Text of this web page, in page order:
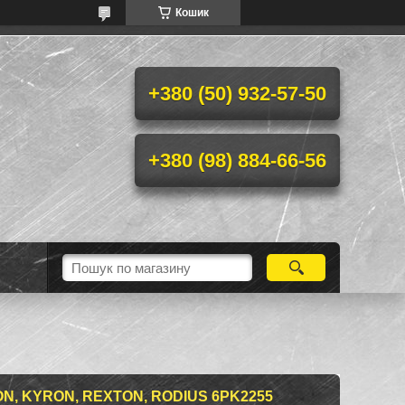
Кошик
+380 (50) 932-57-50
+380 (98) 884-66-56
KYRON, REXTON, RODIUS 6PK2255